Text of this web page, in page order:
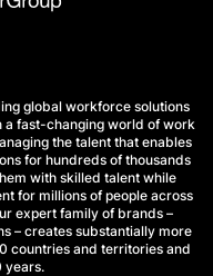
global workforce solutions
a fast-changing world of work
the talent that enables
for hundreds of thousands
with skilled talent while
for millions of people across
expert family of brands –
– creates substantially more
countries and territories and
years.